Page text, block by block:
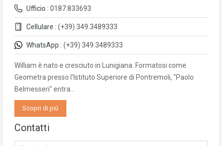
Ufficio : 0187.833693
Cellulare : (+39) 349.3489333
WhatsApp : (+39) 349.3489333
William è nato e cresciuto in Lunigiana. Formatosi come
Geometra presso l'Istituto Superiore di Pontremoli, "Paolo
Belmesseri" entra…
Scopri di più
Contatti